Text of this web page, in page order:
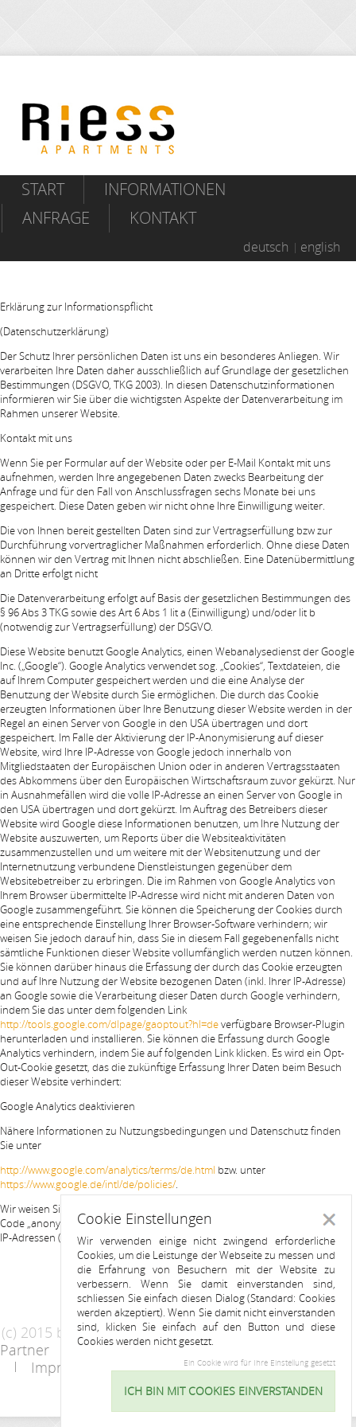
START
INFORMATIONEN
ANFRAGE
KONTAKT
deutsch english
Erklärung zur Informationspflicht
(Datenschutzerklärung)
Der Schutz Ihrer persönlichen Daten ist uns ein besonderes Anliegen. Wir
verarbeiten Ihre Daten daher ausschließlich auf Grundlage der gesetzlichen
Bestimmungen (DSGVO, TKG 2003). In diesen Datenschutzinformationen
informieren wir Sie über die wichtigsten Aspekte der Datenverarbeitung im
Rahmen unserer Website.
Kontakt mit uns
Wenn Sie per Formular auf der Website oder per E-Mail Kontakt mit uns
aufnehmen, werden Ihre angegebenen Daten zwecks Bearbeitung der
Anfrage und für den Fall von Anschlussfragen sechs Monate bei uns
gespeichert. Diese Daten geben wir nicht ohne Ihre Einwilligung weiter.
Die von Ihnen bereit gestellten Daten sind zur Vertragserfüllung bzw zur
Durchführung vorvertraglicher Maßnahmen erforderlich. Ohne diese Daten
können wir den Vertrag mit Ihnen nicht abschließen. Eine Datenübermittlung
an Dritte erfolgt nicht
Die Datenverarbeitung erfolgt auf Basis der gesetzlichen Bestimmungen des
§ 96 Abs 3 TKG sowie des Art 6 Abs 1 lit a (Einwilligung) und/oder lit b
(notwendig zur Vertragserfüllung) der DSGVO.
Diese Website benutzt Google Analytics, einen Webanalysedienst der Google
Inc. („Google“). Google Analytics verwendet sog. „Cookies“, Textdateien, die
auf Ihrem Computer gespeichert werden und die eine Analyse der
Benutzung der Website durch Sie ermöglichen. Die durch das Cookie
erzeugten Informationen über Ihre Benutzung dieser Website werden in der
Regel an einen Server von Google in den USA übertragen und dort
gespeichert. Im Falle der Aktivierung der IP-Anonymisierung auf dieser
Website, wird Ihre IP-Adresse von Google jedoch innerhalb von
Mitgliedstaaten der Europäischen Union oder in anderen Vertragsstaaten
des Abkommens über den Europäischen Wirtschaftsraum zuvor gekürzt. Nur
in Ausnahmefällen wird die volle IP-Adresse an einen Server von Google in
den USA übertragen und dort gekürzt. Im Auftrag des Betreibers dieser
Website wird Google diese Informationen benutzen, um Ihre Nutzung der
Website auszuwerten, um Reports über die Websiteaktivitäten
zusammenzustellen und um weitere mit der Websitenutzung und der
Internetnutzung verbundene Dienstleistungen gegenüber dem
Websitebetreiber zu erbringen. Die im Rahmen von Google Analytics von
Ihrem Browser übermittelte IP-Adresse wird nicht mit anderen Daten von
Google zusammengeführt. Sie können die Speicherung der Cookies durch
eine entsprechende Einstellung Ihrer Browser-Software verhindern; wir
weisen Sie jedoch darauf hin, dass Sie in diesem Fall gegebenenfalls nicht
sämtliche Funktionen dieser Website vollumfänglich werden nutzen können.
Sie können darüber hinaus die Erfassung der durch das Cookie erzeugten
und auf Ihre Nutzung der Website bezogenen Daten (inkl. Ihrer IP-Adresse)
an Google sowie die Verarbeitung dieser Daten durch Google verhindern,
indem Sie das unter dem folgenden Link
http://tools.google.com/dlpage/gaoptout?hl=deverfügbare Browser-Plugin
herunterladen und installieren. Sie können die Erfassung durch Google
Analytics verhindern, indem Sie auf folgenden Link klicken. Es wird ein Opt-
Out-Cookie gesetzt, das die zukünftige Erfassung Ihrer Daten beim Besuch
dieser Website verhindert:
Google Analytics deaktivieren
Nähere Informationen zu Nutzungsbedingungen und Datenschutz finden
Sie unter
http://www.google.com/analytics/terms/de.html bzw. unter
https://www.google.de/intl/de/policies/.
Wir weisen Sie darauf hin, dass auf dieser Website Google Analytics um den
Code „anonymizeIp“ erweitert wurde, um eine anonymisierte Erfassung von
IP-Adressen (sog. IP-Masking) zu gewährleisten.
(c) 2015 by Riess Apartments
Partner
AGB
Datenschutzerklärung
Impressum
Kontakt
Cookie
Cookie Einstellungen
Wir verwenden einige nicht zwingend erforderliche
Cookies, um die Leistunge der Webseite zu messen und
die Erfahrung von Besuchern mit der Website zu
verbessern. Wenn Sie damit einverstanden sind,
schliessen Sie einfach diesen Dialog (Standard: Cookies
werden akzeptiert). Wenn Sie damit nicht einverstanden
sind, klicken Sie einfach auf den Button und diese
Cookies werden nicht gesetzt.
Ein Cookie wird für Ihre Einstellung gesetzt
ICH BIN MIT COOKIES EINVERSTANDEN